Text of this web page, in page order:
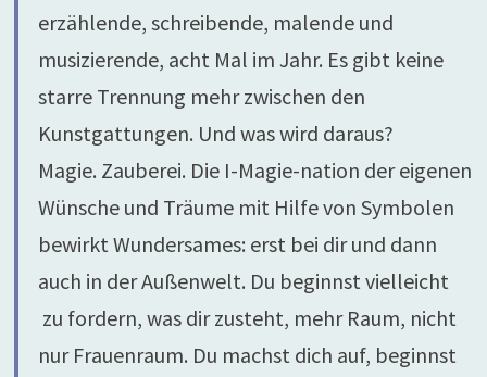
erzählende, schreibende, malende und
musizierende, acht Mal im Jahr. Es gibt keine
starre Trennung mehr zwischen den
Kunstgattungen. Und was wird daraus?
Magie. Zauberei. Die I-Magie-nation der eigenen
Wünsche und Träume mit Hilfe von Symbolen
bewirkt Wundersames: erst bei dir und dann
auch in der Außenwelt. Du beginnst vielleicht
zu fordern, was dir zusteht, mehr Raum, nicht
nur Frauenraum. Du machst dich auf, beginnst